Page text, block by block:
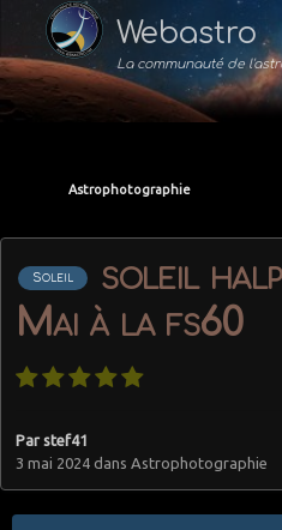
Webastro
La communauté de
Astrophotographie
Soleil
soleil
Mai à la fs60
Par stef41
3 mai 2024 dans Astrophotographie